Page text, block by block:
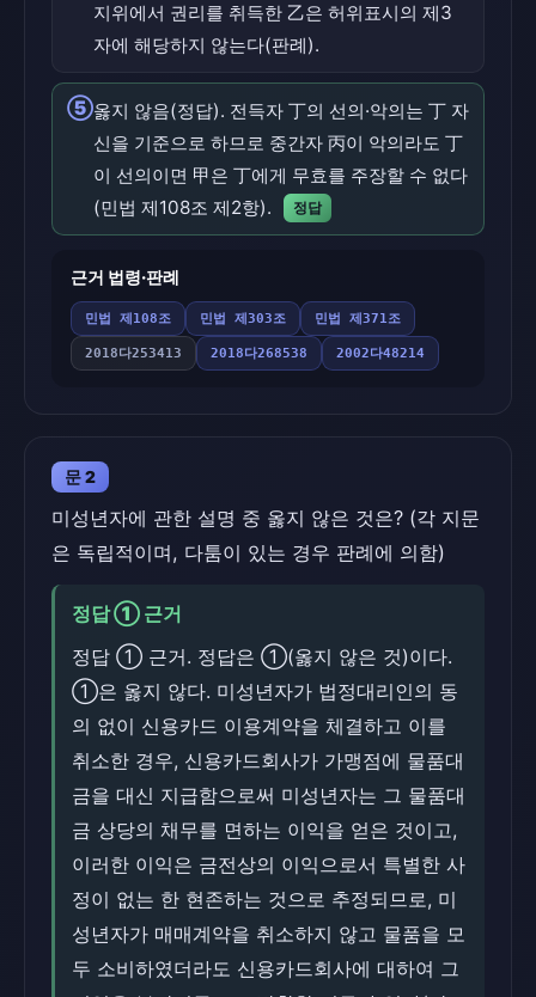
지위에서 권리를 취득한 乙은 허위표시의 제3
자에 해당하지 않는다(판례).
⑤옳지 않음(정답). 전득자 丁의 선의·악의는 丁 자
신을 기준으로 하므로 중간자 丙이 악의라도 丁
이 선의이면 甲은 丁에게 무효를 주장할 수 없다
(민법 제108조 제2항).
정답
근거 법령·판례
민법 제108조 민법 제303조 민법 제371조
2018다253413 2018다268538 2002다48214
문 2
미성년자에 관한 설명 중 옳지 않은 것은? (각 지문
은 독립적이며, 다툼이 있는 경우 판례에 의함)
정답 ① 근거
정답 ① 근거. 정답은 ①(옳지 않은 것)이다.
①은 옳지 않다. 미성년자가 법정대리인의 동
의 없이 신용카드 이용계약을 체결하고 이를
취소한 경우, 신용카드회사가 가맹점에 물품대
금을 대신 지급함으로써 미성년자는 그 물품대
금 상당의 채무를 면하는 이익을 얻은 것이고,
이러한 이익은 금전상의 이익으로서 특별한 사
정이 없는 한 현존하는 것으로 추정되므로, 미
성년자가 매매계약을 취소하지 않고 물품을 모
두 소비하였더라도 신용카드회사에 대하여 그